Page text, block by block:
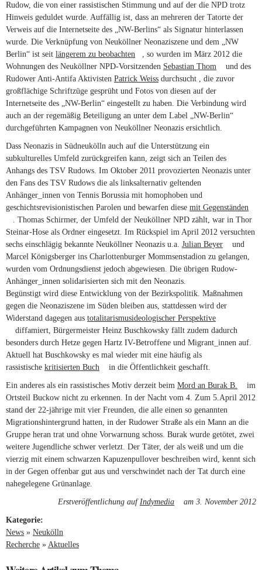
Rudow, die von einer rassistischen Stimmung und auf der die NPD trotz
Hinweis geduldet wurde. Auffällig ist, dass an mehreren der Tatorte der
Verweis auf die Internetseite des „NW-Berlins“ als Signatur hinterlassen
wurde. Die Verknüpfung von Neuköllner Neonaziszene und dem „NW
Berlin“ ist seit längerem zu beobachten (link is external)
, so wurden im März 2012 die
Wohnungen des Neuköllner NPD-Vorsitzenden Sebastian Thom (link is
external)
und des
Rudower Anti-Antifa Aktivisten Patrick Weiss durchsucht , die zuvor
großflächige Schriftzüge gesprüht und Fotos von diesen auf der
Internetseite des „NW-Berlin“ eingestellt zu haben. Die Verbindung wird
auch an der regemäßig Beteiligung an unter dem Label „NW-Berlin“
durchgeführten Kampagnen von Neuköllner Neonazis ersichtlich.
Dass Neonazis in Südneukölln auch auf die Unterstützung ein
subkulturelles Umfeld zurückgreifen kann, zeigt sich an Teilen des
Anhangs des TSV Rudows. Im Oktober 2011 provozierten Neonazis unter
den Fans des TSV Rudows die als linksalternativ geltenden
Anhänger_innen von Tennis Borussia mit homophoben und
geschichtsrevisionistischen Parolen und bewarfen diese mit Gegenständen
(link is external)
. Thomas Schirmer, der Umfeld der Neuköllner NPD zählt, war in Thor
Steinar-Hose als Ordner eingesetzt. Im Rückspiel im April 2012 versuchten
sechs einschlägig bekannte Neuköllner Neonazis u.a. Julian Beyer (link is
external)
und
Marcel Königsberger ins Charlottenburger Mommsenstadion zu gelangen,
wurden vom Ordnungsdienst jedoch abgewiesen. Die übrigen Rudow-
Anhänger_innen solidarisierten sich mit den Neonazis.
Begünstigt wird diese Entwicklung von der Bezirkspolitik. Maßnahmen
gegen die Neonaziszene im Süden bleiben aus, stattdessen wird der
Widerstand dagegen aus totalitarismusideologischer Perspektive
(link is external)
diffamiert, Bürgermeister Heinz Buschkowsky fällt zudem dadurch
besonders durch Hetze gegen Hartz IV-Betroffene und Migrant_innen auf.
Aktuell hat Buschkowsky es mal wieder mit eine häufig als
rassistische kritisierten Buch (link is external)
in die Öffentlichkeit geschafft.
Ein anderes als ein rassistisches Motiv derzeit beim Mord an Burak B. (link is
im
Ortsteil Buckow nicht zu erkennen. In der Nacht vom 4. Zum 5.April 2012
stand der 22-jährige mit vier Freunden, die alle einen so genannten
Migrationshintergrund hatten, in der Rudower Straße als ein Mann an die
Gruppe heran trat und ohne Vorwarnung schoss. Burak wurde getötet, zwei
weitere Jugendliche schwer verletzt. Der Täter, der als weiß und um die
vierzig mit einem schwarzen Kapuzenpullover beschreiben wird, kennt sich
in der Gegen offenbar gut aus und verschwindet nach der Tat durch eine
nahegelegene Grünanlage.
Erstveröffentlichung aufIndymedia (link is external)
am 3. November 2012
Kategorie:
News » Neukölln
Recherche » Aktuelles